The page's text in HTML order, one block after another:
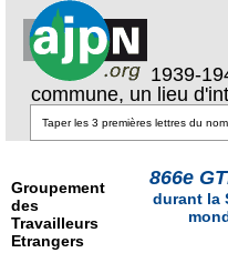
1939-
commune, un lieu
Groupement
des
Travailleurs
Etrangers
866e
durant la